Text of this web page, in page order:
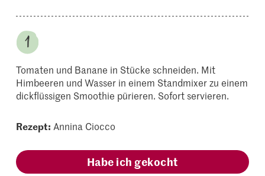
Tomaten und Banane in Stücke schneiden. Mit
Himbeeren und Wasser in einem Standmixer zu einem
dickflüssigen Smoothie pürieren. Sofort servieren.
Rezept: Annina Ciocco
Habe ich gekocht